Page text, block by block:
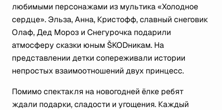
любимыми персонажами из мультика «Холодное
сердце». Эльза, Анна, Кристофф, славный снеговик
Олаф, Дед Мороз и Снегурочка подарили
атмосферу сказки юным ŠKODникам. На
представлении детки сопереживали истории
непростых взаимоотношений двух принцесс.
Помимо спектакля на новогодней ёлке ребят
ждали подарки, сладости и угощения. Каждый